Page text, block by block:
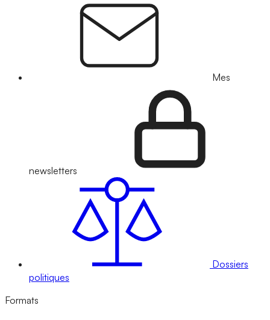
Mes
newsletters
Dossiers
politiques
Formats